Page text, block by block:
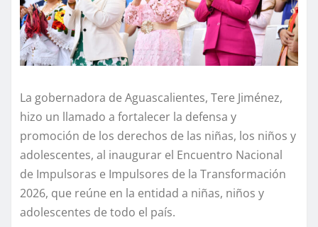
La gobernadora de Aguascalientes, Tere Jiménez,
hizo un llamado a fortalecer la defensa y
promoción de los derechos de las niñas, los niños y
adolescentes, al inaugurar el Encuentro Nacional
de Impulsoras e Impulsores de la Transformación
2026, que reúne en la entidad a niñas, niños y
adolescentes de todo el país.